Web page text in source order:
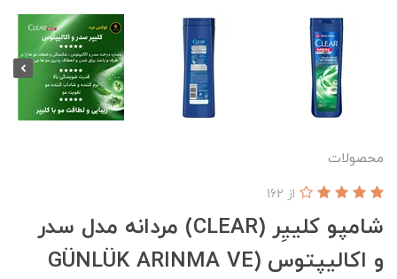
محصولات
شامپو کلییِر (CLEAR) مردانه مدل سدر
و اکالیپتوس (GÜNLÜK ARINMA VE
از 162